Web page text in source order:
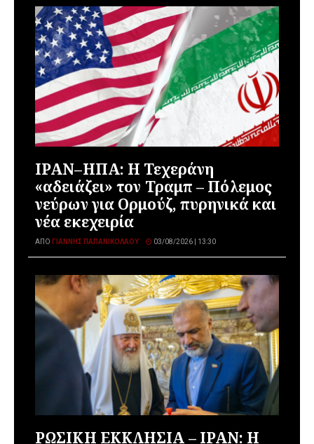
ΙΡΑΝ–ΗΠΑ: Η Τεχεράνη
«αδειάζει» τον Τραμπ – Πόλεμος
νεύρων για Ορμούζ, πυρηνικά και
νέα εκεχειρία
ΑΠΌ ΓΙΆΝΝΗΣ ΠΑΠΑΝΙΚΟΛΆΟΥ 03/08/2026 | 13:30
ΡΩΣΙΚΗ ΕΚΚΛΗΣΙΑ – ΙΡΑΝ: Η